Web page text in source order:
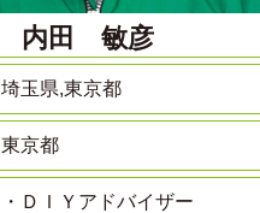
内田 敏彦
埼玉県,東京都
東京都
・ＤＩＹアドバイザー